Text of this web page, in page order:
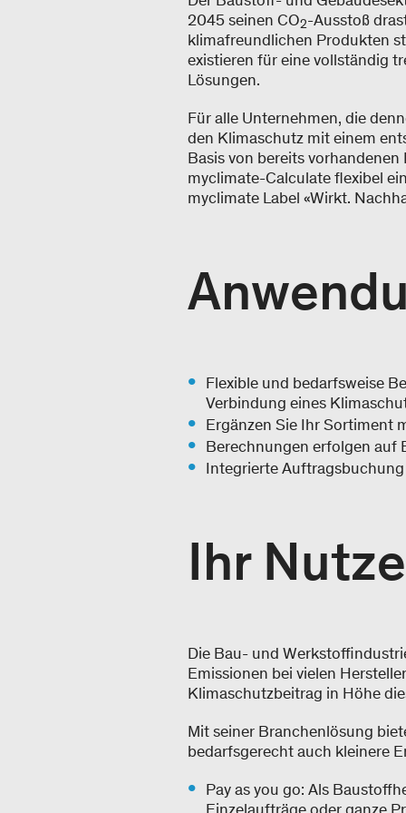
2045 seinen CO2-Ausstoß
klimafreundlichen Produkten
existieren für eine vollständig
Lösungen.
Für alle Unternehmen, die
den Klimaschutz mit einem
Basis von bereits
myclimate-Calculate flexibel
myclimate Label «Wirkt.
Flexible und bedarfsweise
Verbindung eines
Ergänzen Sie Ihr Sortiment
Berechnungen erfolgen auf
Integrierte
Ihr
Die Bau- und
Emissionen bei vielen
Klimaschutzbeitrag in Höhe
Mit seiner Branchenlösung
bedarfsgerecht auch kleinere
Pay as you go: Als